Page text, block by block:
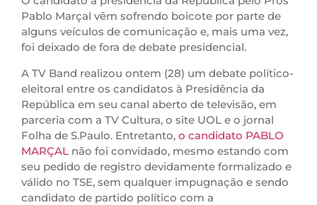
Pablo Marçal vêm sofrendo boicote por parte de
alguns veículos de comunicação e, mais uma vez,
foi deixado de fora de debate presidencial.
A TV Band realizou ontem (28) um debate político-
eleitoral entre os candidatos à Presidência da
República em seu canal aberto de televisão, em
parceria com a TV Cultura, o site UOL e o jornal
Folha de S.Paulo. Entretanto, o candidato PABLO
MARÇAL não foi convidado, mesmo estando com
seu pedido de registro devidamente formalizado e
válido no TSE, sem qualquer impugnação e sendo
candidato de partido político com a